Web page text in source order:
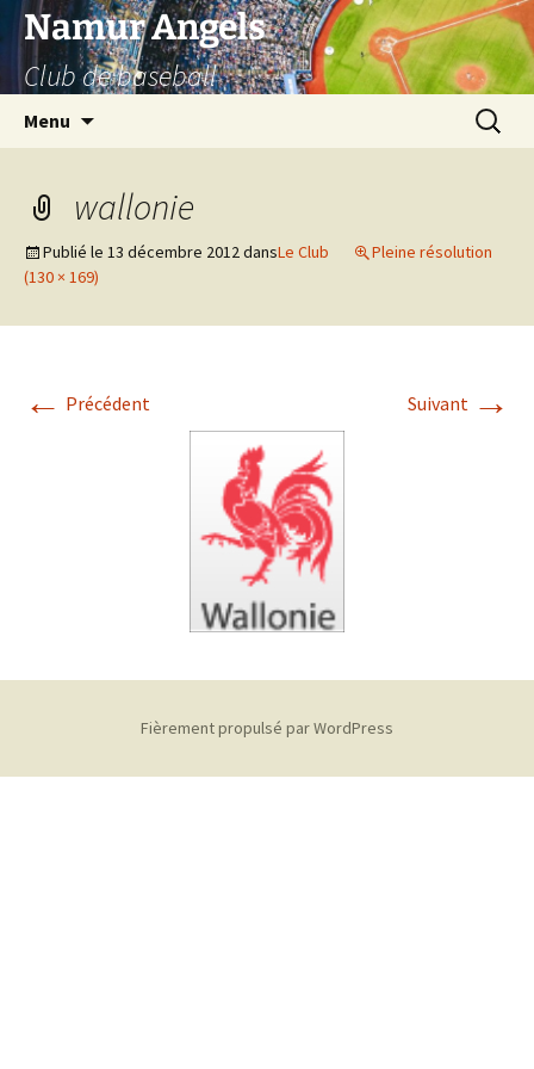
Aller
au
contenu
Namur Angels
Club de baseball
Menu
wallonie
Publié le 13 décembre 2012dansLe Club
Pleine résolution
(130 × 169)
← Précédent Suivant →
Fièrement propulsé par WordPress